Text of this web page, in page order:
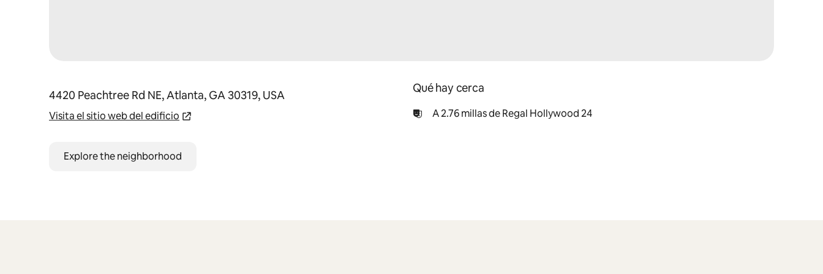
4420 Peachtree Rd NE, Atlanta, GA 30319, USA
Visita el sitio web del edificio
Explore the neighborhood
Qué hay cerca
A 2.76 millas de Regal Hollywood 24